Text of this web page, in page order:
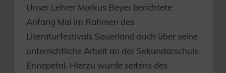
Unser Lehrer Markus Beyer berichtete
Anfang Mai im Rahmen des
Literaturfestivals Sauerland auch über seine
unterrichtliche Arbeit an der Sekundarschule
Ennepetal. Hierzu wurde seitens des